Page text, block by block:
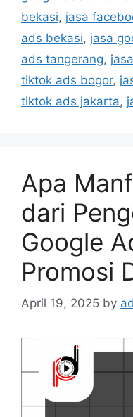
bekasi, jasa
ads bekasi, jasa
ads tangerang,
tiktok ads bogor,
tiktok ads jakarta,
Apa
dari
Google
Promosi
April 19, 2025 by